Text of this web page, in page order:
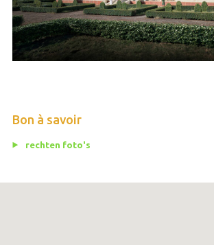
Bon à savoir
rechten foto's